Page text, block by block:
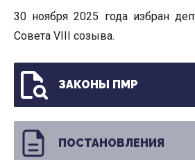
30 ноября 2025 года избран
Совета VIII созыва.
ЗАКОНЫ ПМР
ПОСТАНОВЛЕНИЯ